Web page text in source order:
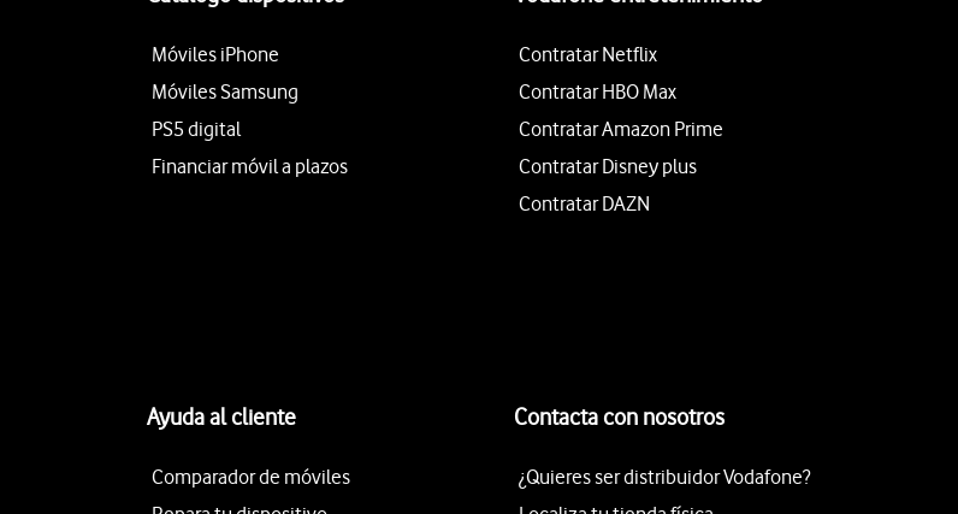
Móviles iPhone
Móviles Samsung
PS5 digital
Financiar móvil a plazos
Contratar Netflix
Contratar HBO Max
Contratar Amazon Prime
Contratar Disney plus
Contratar DAZN
Ayuda al cliente
Comparador de móviles
Contacta con nosotros
¿Quieres ser distribuidor Vodafone?